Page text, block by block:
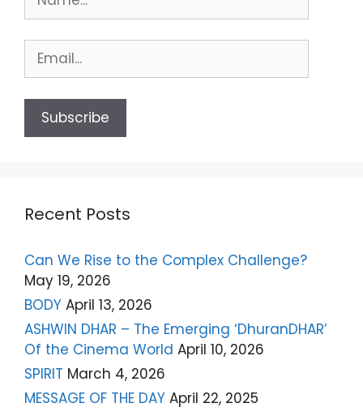
Recent Posts
Can We Rise to the Complex Challenge?
May 19, 2026
BODY April 13, 2026
ASHWIN DHAR – The Emerging ‘DhuranDHAR’
Of the Cinema World April 10, 2026
SPIRIT March 4, 2026
MESSAGE OF THE DAY April 22, 2025